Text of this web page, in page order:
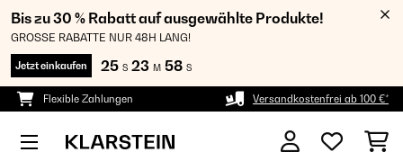
Bis zu 30 % Rabatt auf ausgewählte Produkte!
GROSSE RABATTE NUR 48H LANG!
Jetzt einkaufen 25 S 23 M 56 S
Flexible Zahlungen Versandkostenfrei ab 100 €*